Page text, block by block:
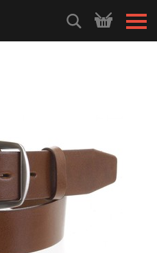
HLEDEJ